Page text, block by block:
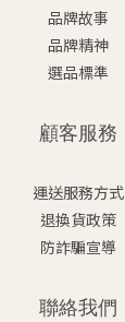
品牌故事
品牌精神
選品標準
顧客服務
運送服務方式
退換貨政策
防詐騙宣導
聯絡我們